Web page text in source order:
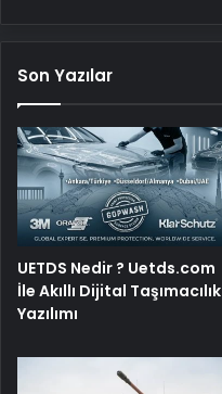
Son Yazılar
UETDS Nedir ? Uetds.com
İle Akıllı Dijital Taşımacılık
Yazılımı